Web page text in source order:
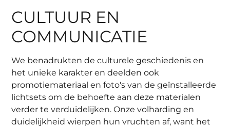
CULTUUR EN
COMMUNICATIE
We benadrukten de culturele geschiedenis en
het unieke karakter en deelden ook
promotiemateriaal en foto's van de geïnstalleerde
lichtsets om de behoefte aan deze materialen
verder te verduidelijken. Onze volharding en
duidelijkheid wierpen hun vruchten af, want het